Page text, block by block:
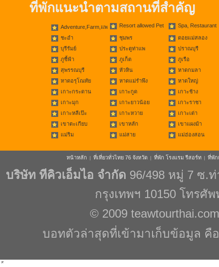
ที่พักแนะนำตามสถานที่สำคัญ
Adventure,Farm,แพ Resort allowed Pet Spa, Restaurant
ชะอำ ชุมพร
ดอยแม่สลอง
บุรีรัมย์
ประตูท่าแพ
ปราณบุรี
ภูชี้ฟ้า
ภูเก็ต
ภูเรือ
สุพรรณบุรี
หัวหิน
หาดกมลา
หาดอรุโณทัย
หาดแม่รำพึง
หาดใหญ่
เกาะกระดาน
เกาะกูด
เกาะช้าง
เกาะมุก
เกาะยาวน้อย
เกาะราชา
เกาะหลีเป๊ะ
เกาะหวาย
เกาะเต่า
เขาตะเกียบ
เขาหลัก
เขาแผงม้า
แม่ริม
แม่สาย แม่ฮ่องสอน
หน้าหลัก | ที่เที่ยวทั่วไทย 76 จังหวัด | ที่พัก โรงแรม รีสอร์ท | ที่พัก
บริษัท ทีคิวเอ็มไอ จำกัด 96/498 หมู่ 7 ซ.
กรุงเทพฯ 10150 โทรศั
© 2009 teawtourthai.com
บอทตัวล่าสุดที่เข้ามาเก็บข้อมูล คือ